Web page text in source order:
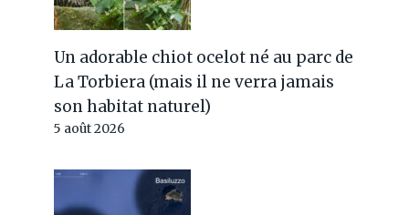
Un adorable chiot ocelot né au parc de
La Torbiera (mais il ne verra jamais
son habitat naturel)
5 août 2026